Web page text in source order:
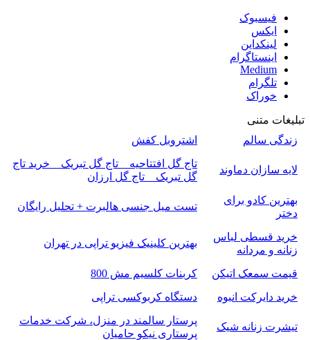
فیسبوک
ایکس
لینکداین
اینستاگرام
Medium
تلگرام
خوراک
تبلیغات متنی
زندگی سالم
اشتروبل کفش
لایه سازان دماوند
تاج گل افتتاحیه _ تاج گل تبریک _ خرید تاج
گل تبریک _ تاج گل ارزان
بهترین کادو برای
دختر
تست میل جنسی هالبرت + تحلیل رایگان
خرید قسطی لباس
زنانه و مردانه
بهترین کلینیک فیزیو تراپی در تهران
قیمت سمعک اتیکن
کربنات کلسیم مش 800
خرید دایرکت انبوه
دستگاه کربوکسی تراپی
تیشرت زنانه شیک
پرستار سالمند در منزل، شرکت خدمات
پرستاری نیکو حامیان